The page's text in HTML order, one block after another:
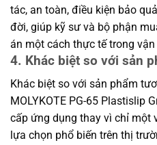
tác, an toàn, điều kiện bảo
đời, giúp kỹ sư và bộ phận
án một cách thực tế trong
4. Khác biệt so với sản
Khác biệt so với sản phẩm
MOLYKOTE PG-65 Plastislip
cấp ứng dụng thay vì chỉ một
lựa chọn phổ biến trên thị